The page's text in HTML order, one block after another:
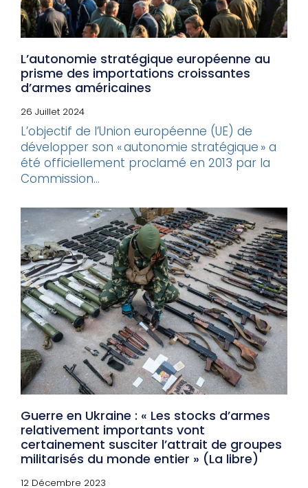
L’autonomie stratégique européenne au
prisme des importations croissantes
d’armes américaines
26 Juillet 2024
L’objectif de l’Union européenne (UE) de
développer son « autonomie stratégique » a
été officiellement proclamé en 2013 par la
Commission...
Guerre en Ukraine : « Les stocks d’armes
relativement importants vont
certainement susciter l’attrait de groupes
militarisés du monde entier » (La libre)
12 Décembre 2023